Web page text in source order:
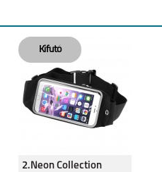
2.Neon Collection